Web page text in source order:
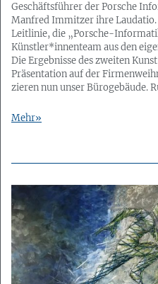
Geschäftsführer der Porsche
Manfred Immitzer ihre
Leitlinie, die „Porsche-
Künstler*innenteam aus den
Die Ergebnisse des zweiten
Präsentation auf der
zieren nun unser Bürogebäude.
Mehr